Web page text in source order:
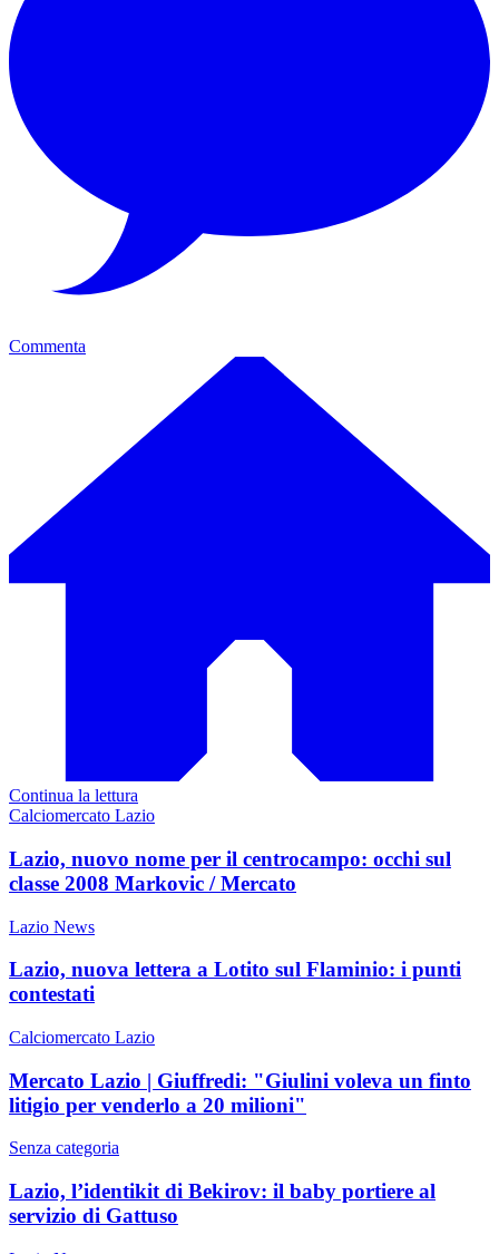
Commenta
Continua la lettura
Calciomercato Lazio
Lazio, nuovo nome per il centrocampo: occhi sul
classe 2008 Markovic / Mercato
Lazio News
Lazio, nuova lettera a Lotito sul Flaminio: i punti
contestati
Calciomercato Lazio
Mercato Lazio | Giuffredi: "Giulini voleva un finto
litigio per venderlo a 20 milioni"
Senza categoria
Lazio, l’identikit di Bekirov: il baby portiere al
servizio di Gattuso